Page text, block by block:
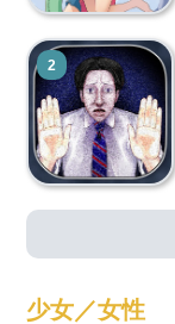
2
少女／女性